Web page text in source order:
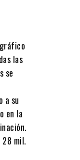
las
se
a su
en la
28 mil.